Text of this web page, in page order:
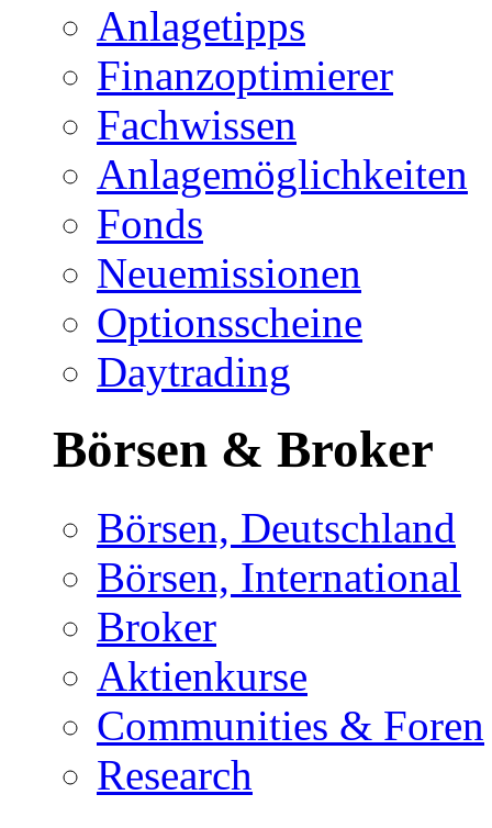
Anlagetipps
Finanzoptimierer
Fachwissen
Anlagemöglichkeiten
Fonds
Neuemissionen
Optionsscheine
Daytrading
Börsen & Broker
Börsen, Deutschland
Börsen, International
Broker
Aktienkurse
Communities & Foren
Research